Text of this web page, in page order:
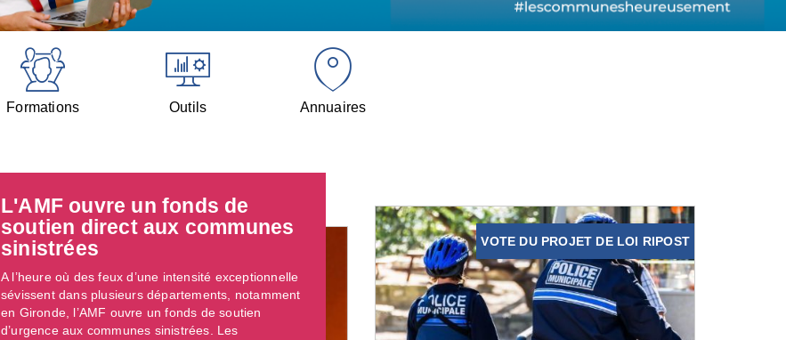
Formations Outils Annuaires
L'AMF ouvre un fonds de
soutien direct aux communes
sinistrées
A l’heure où des feux d’une intensité exceptionnelle
sévissent dans plusieurs départements, notamment
en Gironde, l’AMF ouvre un fonds de soutien
d’urgence aux communes sinistrées. Les
VOTE DU PROJET DE LOI RIPOST